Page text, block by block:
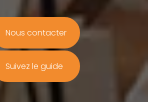
Nous contacter
Suivez le guide